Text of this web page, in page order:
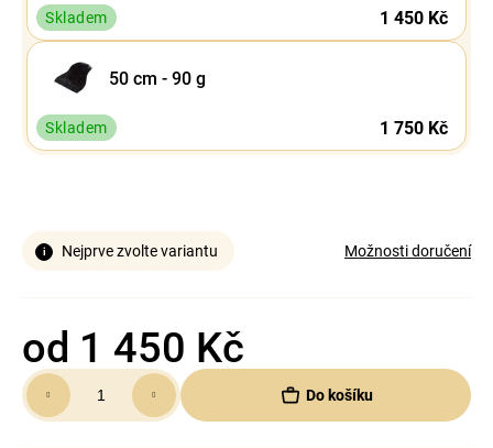
Skladem 1 450 Kč
50 cm - 90 g
Skladem 1 750 Kč
Nejprve zvolte variantu Možnosti doručení
od 1 450 Kč
Měrná
cena:
Do košíku